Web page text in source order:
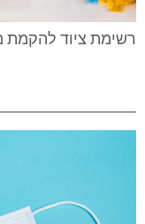
רשימת ציוד להקמת